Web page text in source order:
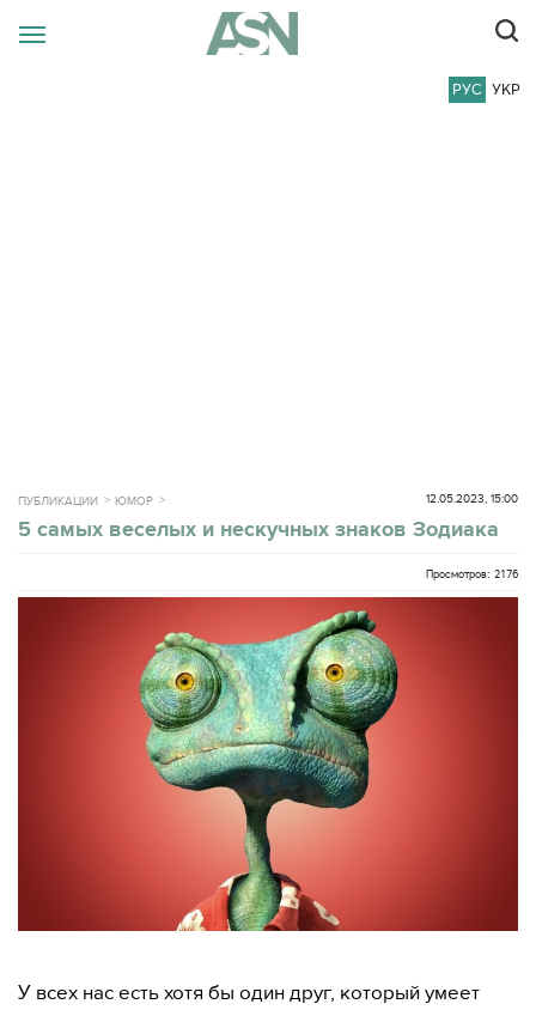
РУС УКР
ПУБЛИКАЦИИ ЮМОР 12.05.2023, 15:00
5 самых веселых и нескучных знаков Зодиака
Просмотров: 2176
У всех нас есть хотя бы один друг, который умеет